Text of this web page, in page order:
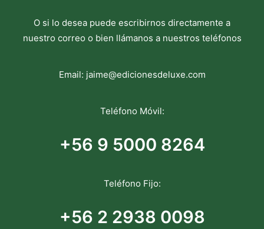
O si lo desea puede escribirnos directamente a
nuestro correo o bien llámanos a nuestros teléfonos
Email: jaime@edicionesdeluxe.com
Teléfono Móvil:
+56 9 5000 8264
Teléfono Fijo:
+56 2 2938 0098